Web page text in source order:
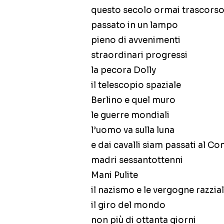
questo secolo ormai trascorso
passato in un lampo
pieno di avvenimenti
straordinari progressi
la pecora Dolly
il telescopio spaziale
Berlino e quel muro
le guerre mondiali
l’uomo va sulla luna
e dai cavalli siam passati al
madri sessantottenni
Mani Pulite
il nazismo e le vergogne
il giro del mondo
non più di ottanta giorni